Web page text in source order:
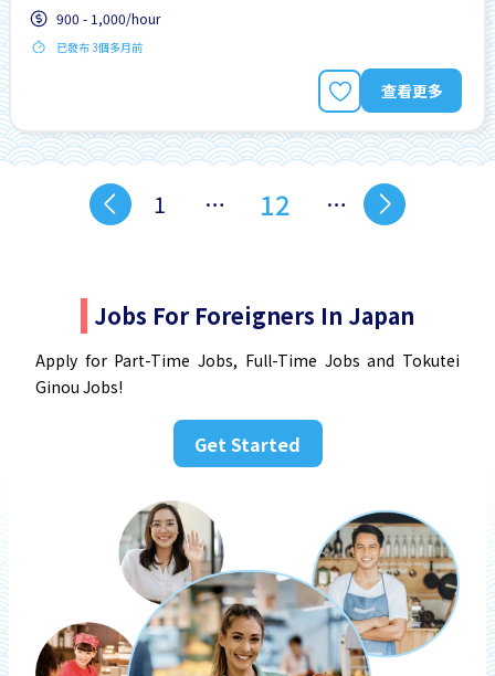
900 - 1,000/hour
已發布 3個多月前
查看更多
1 … 12 …
Jobs For Foreigners In Japan
Apply for Part-Time Jobs, Full-Time Jobs and Tokutei
Ginou Jobs!
Get Started